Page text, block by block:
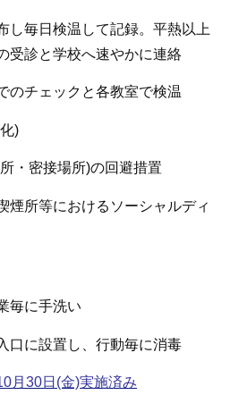
し毎日検温して記録。平熱以上
受診と学校へ速やかに連絡
のチェックと各教室で検温
)
・密接場所)の回避措置
煙所等におけるソーシャルディ
毎に手洗い
口に設置し、行動毎に消毒
月30日(金)実施済み